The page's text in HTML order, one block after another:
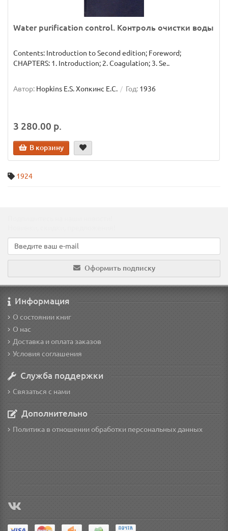
Water purification control. Контроль очистки воды
Contents: Introduction to Second edition; Foreword;
CHAPTERS: 1. Introduction; 2. Coagulation; 3. Se..
Автор: Hopkins E.S. Хопкинс Е.С. Год: 1936
3 280.00 р.
В корзину
1924
Оформить подписку
Информация
О состоянии книг
О нас
Доставка и оплата заказов
Условия соглашения
Служба поддержки
Связаться с нами
Дополнительно
Политика в отношении обработки персональных данных